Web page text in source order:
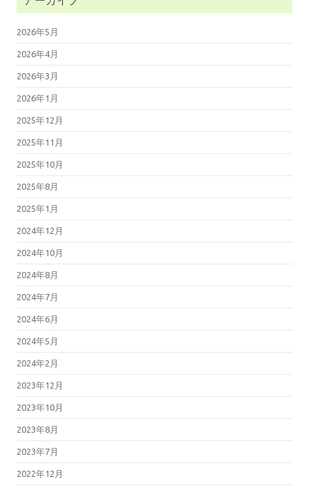
2026年5月
2026年4月
2026年3月
2026年1月
2025年12月
2025年11月
2025年10月
2025年8月
2025年1月
2024年12月
2024年10月
2024年8月
2024年7月
2024年6月
2024年5月
2024年2月
2023年12月
2023年10月
2023年8月
2023年7月
2022年12月